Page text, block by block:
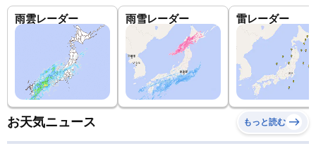
雨雲レーダー 雨雪レーダー 雷レーダー
お天気ニュース もっと読む